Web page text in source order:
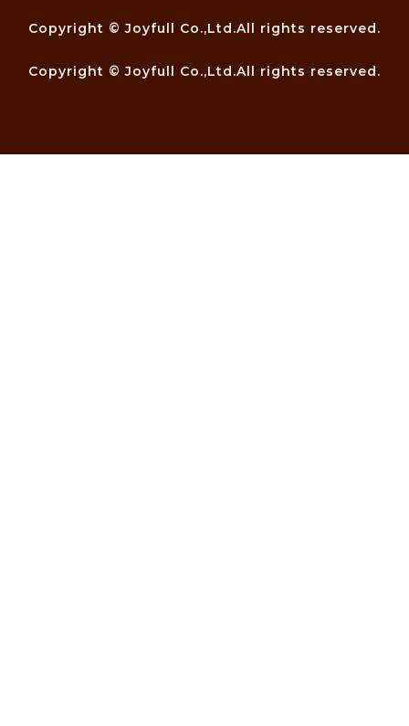
Copyright © Joyfull Co.,Ltd.All rights reserved.
Copyright © Joyfull Co.,Ltd.All rights reserved.